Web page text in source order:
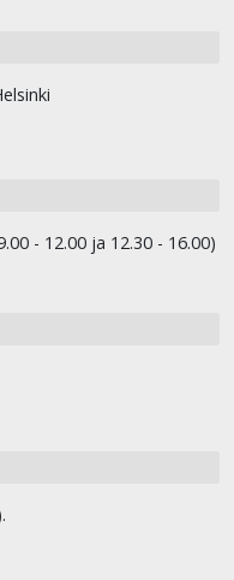
- 12.00 ja 12.30 - 16.00)